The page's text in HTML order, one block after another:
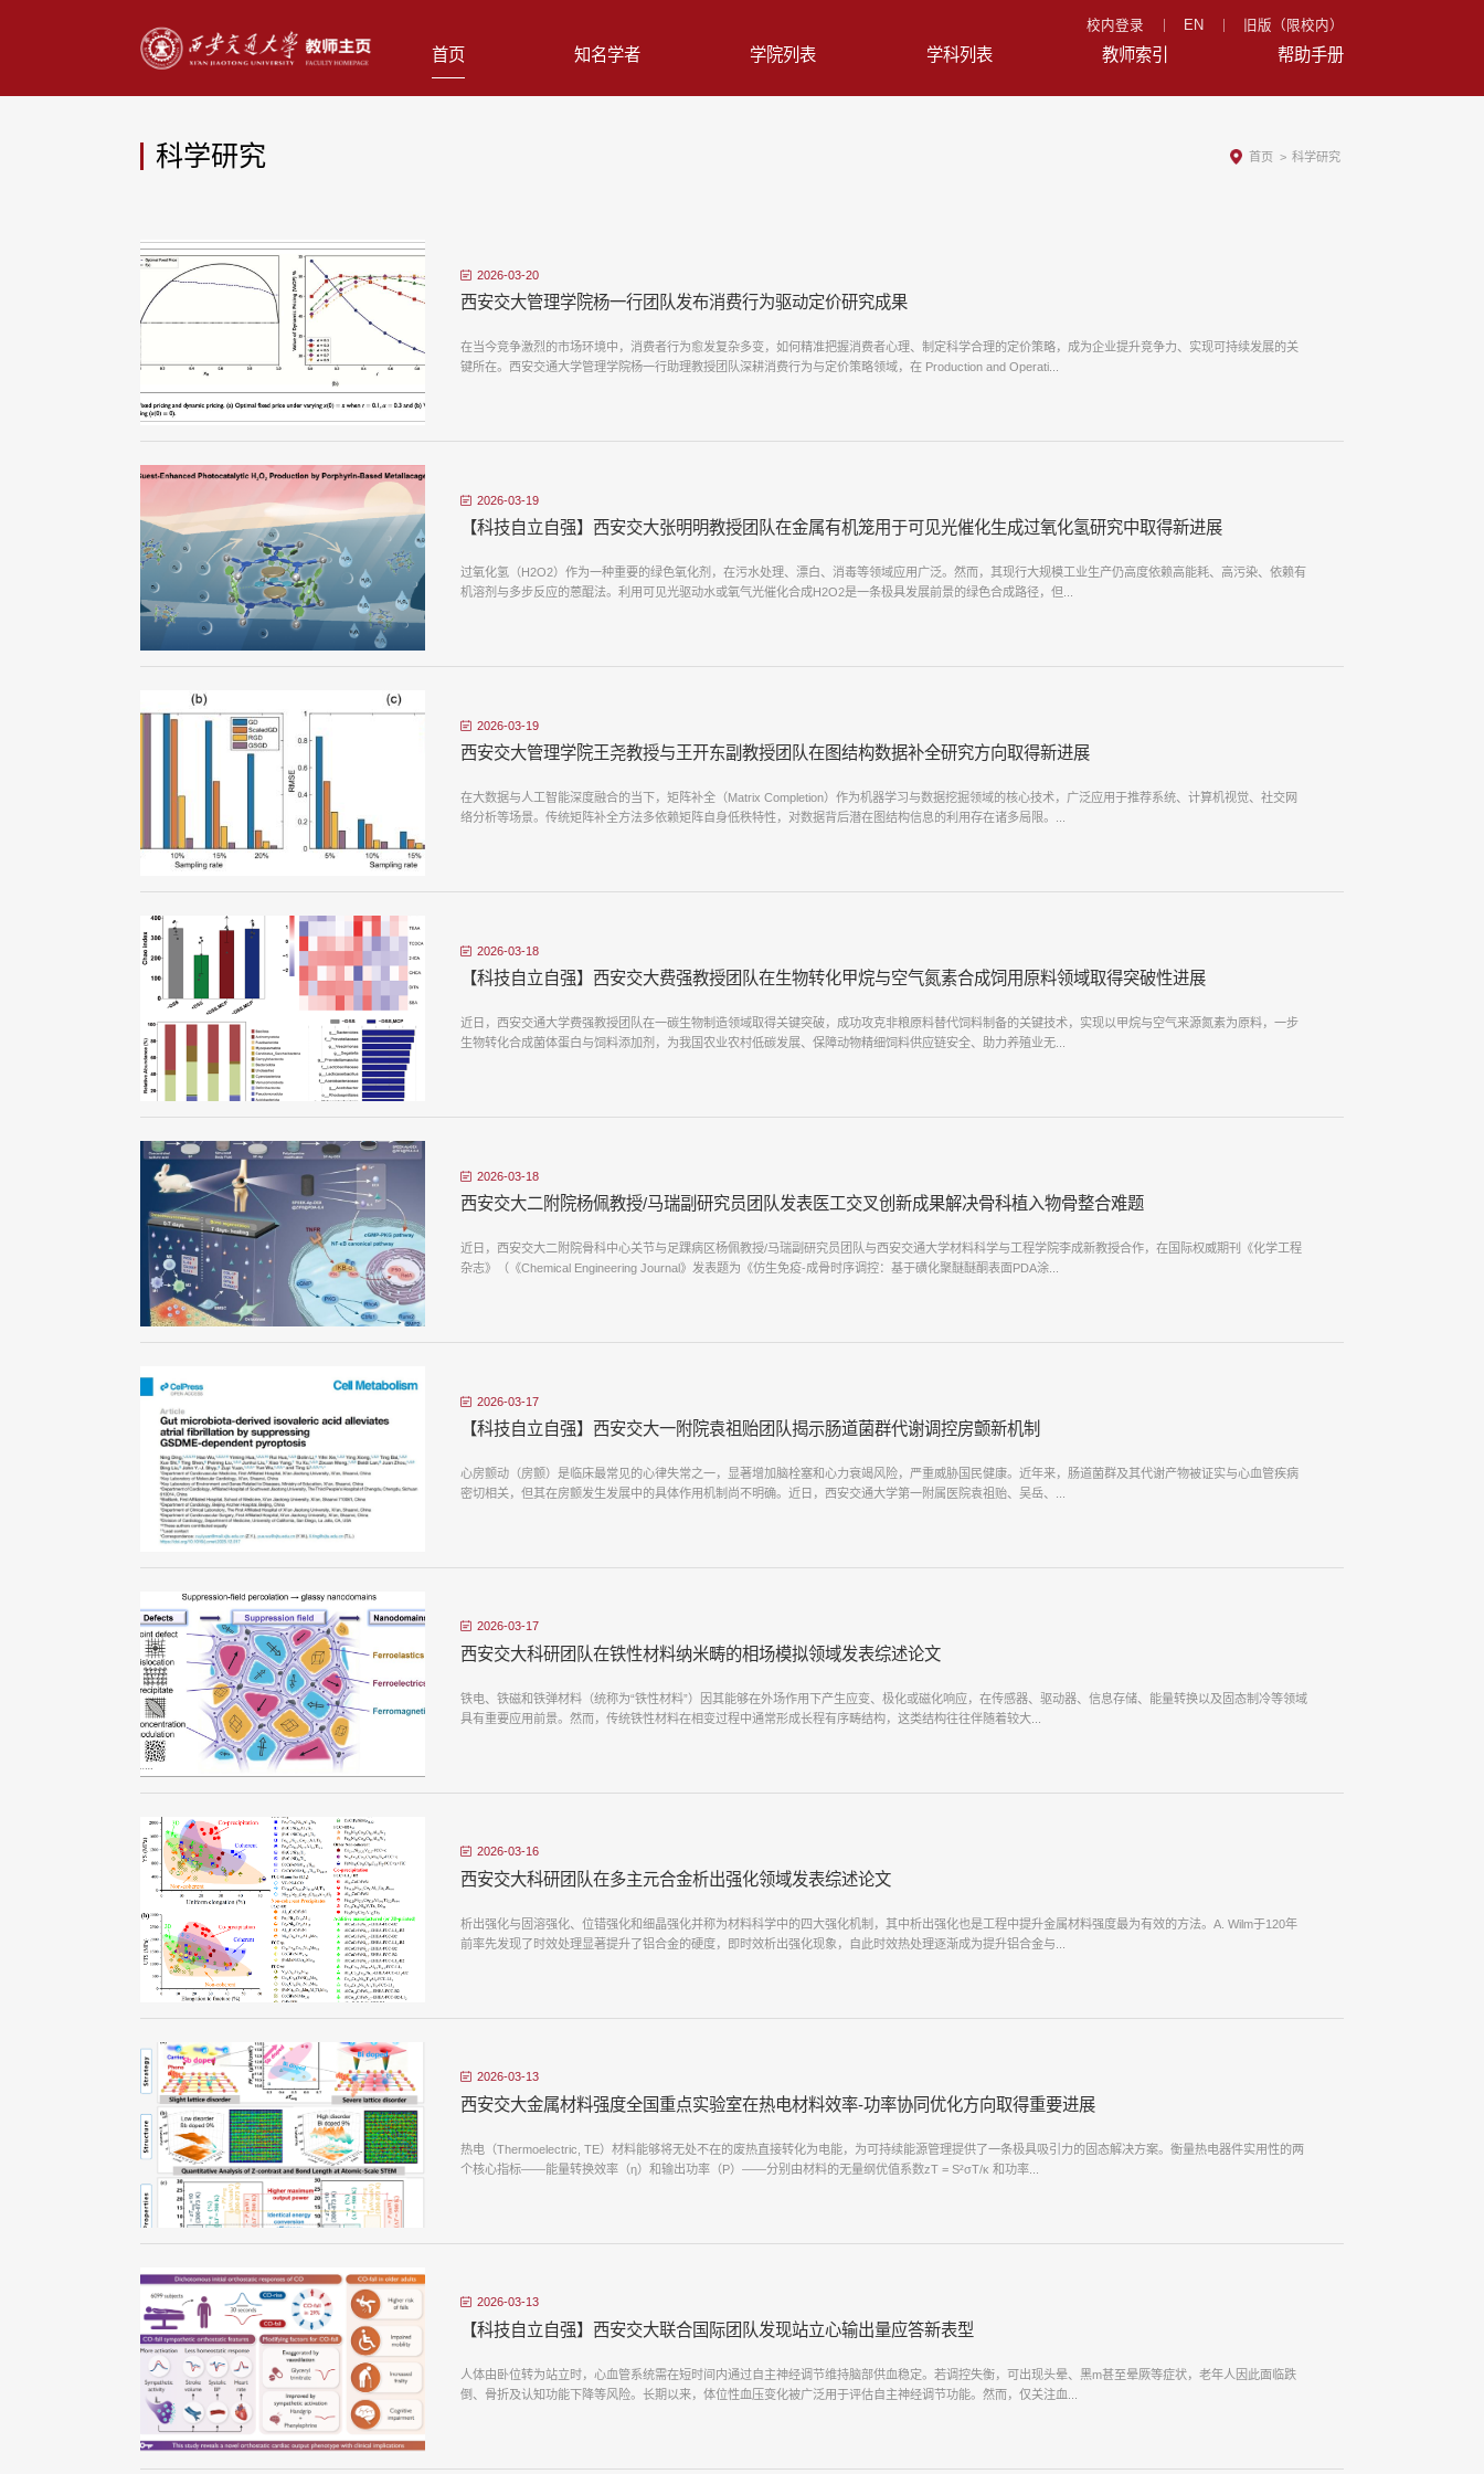
校内登录 EN 旧版（限校内）
首页 知名学者 学院列表 学科列表 教师索引 帮助手册
科学研究 首页 > 科学研究
2026-03-20
西安交大管理学院杨一行团队发布消费行为驱动定价研究成果
在当今竞争激烈的市场环境中，消费者行为愈发复杂多变，如何精准把握消费者心理、制定科学合理的定价策略，成为企业提升竞争力、实现可持续发展的关
键所在。西安交通大学管理学院杨一行助理教授团队深耕消费行为与定价策略领域，在 Production and Operati...
2026-03-19
【科技自立自强】西安交大张明明教授团队在金属有机笼用于可见光催化生成过氧化氢研究中取得新进展
过氧化氢（H2O2）作为一种重要的绿色氧化剂，在污水处理、漂白、消毒等领域应用广泛。然而，其现行大规模工业生产仍高度依赖高能耗、高污染、依赖有
机溶剂与多步反应的蒽醌法。利用可见光驱动水或氧气光催化合成H2O2是一条极具发展前景的绿色合成路径，但...
2026-03-19
西安交大管理学院王尧教授与王开东副教授团队在图结构数据补全研究方向取得新进展
在大数据与人工智能深度融合的当下，矩阵补全（Matrix Completion）作为机器学习与数据挖掘领域的核心技术，广泛应用于推荐系统、计算机视觉、社交网
络分析等场景。传统矩阵补全方法多依赖矩阵自身低秩特性，对数据背后潜在图结构信息的利用存在诸多局限。...
2026-03-18
【科技自立自强】西安交大费强教授团队在生物转化甲烷与空气氮素合成饲用原料领域取得突破性进展
近日，西安交通大学费强教授团队在一碳生物制造领域取得关键突破，成功攻克非粮原料替代饲料制备的关键技术，实现以甲烷与空气来源氮素为原料，一步
生物转化合成菌体蛋白与饲料添加剂，为我国农业农村低碳发展、保障动物精细饲料供应链安全、助力养殖业无...
2026-03-18
西安交大二附院杨佩教授/马瑞副研究员团队发表医工交叉创新成果解决骨科植入物骨整合难题
近日，西安交大二附院骨科中心关节与足踝病区杨佩教授/马瑞副研究员团队与西安交通大学材料科学与工程学院李成新教授合作，在国际权威期刊《化学工程
杂志》（《Chemical Engineering Journal》发表题为《仿生免疫-成骨时序调控：基于磺化聚醚醚酮表面PDA涂...
2026-03-17
【科技自立自强】西安交大​一附院袁祖贻团队揭示肠道菌群代谢调控房颤新机制
心房颤动（房颤）是临床最常见的心律失常之一，显著增加脑栓塞和心力衰竭风险，严重威胁国民健康。近年来，肠道菌群及其代谢产物被证实与心血管疾病
密切相关，但其在房颤发生发展中的具体作用机制尚不明确。近日，西安交通大学第一附属医院袁祖贻、吴岳、...
2026-03-17
西安交大科研团队在铁性材料纳米畴的相场模拟领域发表综述论文
铁电、铁磁和铁弹材料（统称为“铁性材料”）因其能够在外场作用下产生应变、极化或磁化响应，在传感器、驱动器、信息存储、能量转换以及固态制冷等领域
具有重要应用前景。然而，传统铁性材料在相变过程中通常形成长程有序畴结构，这类结构往往伴随着较大...
2026-03-16
西安交大科研团队在多主元合金析出强化领域发表综述论文
析出强化与固溶强化、位错强化和细晶强化并称为材料科学中的四大强化机制，其中析出强化也是工程中提升金属材料强度最为有效的方法。A. Wilm于120年
前率先发现了时效处理显著提升了铝合金的硬度，即时效析出强化现象，自此时效热处理逐渐成为提升铝合金与...
2026-03-13
西安交大金属材料强度全国重点实验室在热电材料效率-功率协同优化方向取得重要进展
热电（Thermoelectric, TE）材料能够将无处不在的废热直接转化为电能，为可持续能源管理提供了一条极具吸引力的固态解决方案。衡量热电器件实用性的两
个核心指标——能量转换效率（η）和输出功率（P）——分别由材料的无量纲优值系数zT = S²σT/κ 和功率...
2026-03-13
【科技自立自强】西安交大联合国际团队发现站立心输出量应答新表型
人体由卧位转为站立时，心血管系统需在短时间内通过自主神经调节维持脑部供血稳定。若调控失衡，可出现头晕、黑m甚至晕厥等症状，老年人因此面临跌
倒、骨折及认知功能下降等风险。长期以来，体位性血压变化被广泛用于评估自主神经调节功能。然而，仅关注血...